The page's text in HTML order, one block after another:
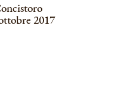
2017